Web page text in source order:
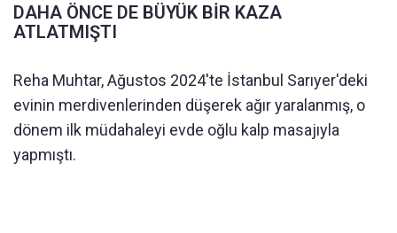
DAHA ÖNCE DE BÜYÜK BİR KAZA
ATLATMIŞTI
Reha Muhtar, Ağustos 2024'te İstanbul Sarıyer'deki
evinin merdivenlerinden düşerek ağır yaralanmış, o
dönem ilk müdahaleyi evde oğlu kalp masajıyla
yapmıştı.